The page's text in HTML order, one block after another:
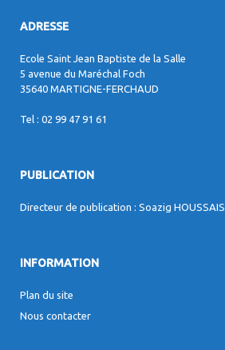
ADRESSE
Ecole Saint Jean Baptiste de la Salle
5 avenue du Maréchal Foch
35640 MARTIGNE-FERCHAUD
Tel : 02 99 47 91 61
PUBLICATION
Directeur de publication : Soazig HOUSSAIS
INFORMATION
Plan du site
Nous contacter